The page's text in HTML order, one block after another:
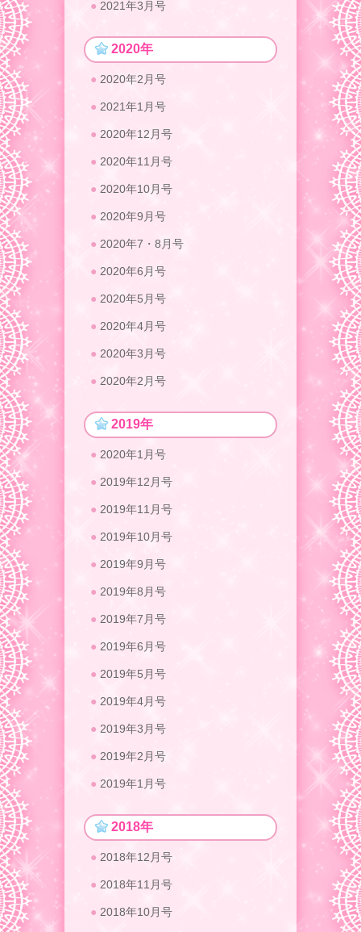
2021年3月号
2020年
2020年2月号
2021年1月号
2020年12月号
2020年11月号
2020年10月号
2020年9月号
2020年7・8月号
2020年6月号
2020年5月号
2020年4月号
2020年3月号
2020年2月号
2019年
2020年1月号
2019年12月号
2019年11月号
2019年10月号
2019年9月号
2019年8月号
2019年7月号
2019年6月号
2019年5月号
2019年4月号
2019年3月号
2019年2月号
2019年1月号
2018年
2018年12月号
2018年11月号
2018年10月号